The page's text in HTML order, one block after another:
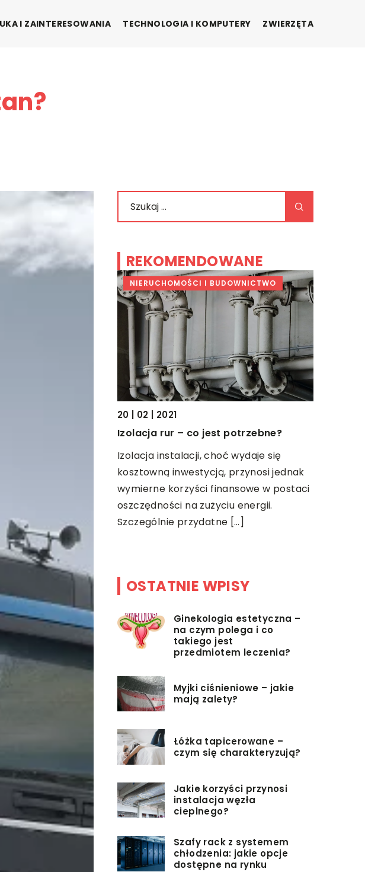
I ZAINTERESOWANIA TECHNOLOGIA I KOMPUTERY ZWIERZĘTA
REKOMENDOWANE
każdy ma swoje
NIERUCHOMOŚCI I BUDOWNICTWO
20 | 02 | 2021
Izolacja rur – co jest potrzebne?
Izolacja instalacji, choć wydaje się
kosztowną inwestycją, przynosi jednak
wymierne korzyści finansowe w postaci
oszczędności na zużyciu energii.
Szczególnie przydatne […]
OSTATNIE WPISY
Ginekologia estetyczna –
na czym polega i co
takiego jest
przedmiotem leczenia?
Myjki ciśnieniowe – jakie
mają zalety?
Łóżka tapicerowane –
czym się charakteryzują?
Jakie korzyści przynosi
instalacja węzła
cieplnego?
Szafy rack z systemem
chłodzenia: jakie opcje
dostępne na rynku